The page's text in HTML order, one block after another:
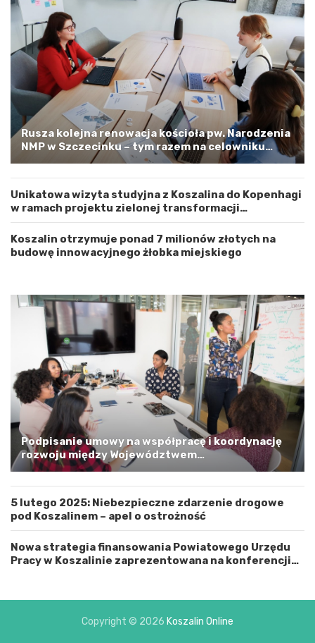
W
o
e
d
z
w
c
h
o
d
n
p
k
i
m
G
n
i
a
s
t
e
o
e
m
a
l
o
s
n
o
ś
ć
Rusza kolejna renowacja kościoła pw. Narodzenia
NMP w Szczecinku – tym razem na celowniku
zachodnia elewacja i główne wejście
Unikatowa wizyta studyjna z Koszalina do Kopenhagi
w ramach projektu zielonej transformacji
energetycznej
Koszalin otrzymuje ponad 7 milionów złotych na
budowę innowacyjnego żłobka miejskiego
Podpisanie umowy na współpracę i koordynację
rozwoju między Województwem
Zachodniopomorskim a Gminą Miastem Koszalin
5 lutego 2025: Niebezpieczne zdarzenie drogowe
pod Koszalinem – apel o ostrożność
Nowa strategia finansowania Powiatowego Urzędu
Pracy w Koszalinie zaprezentowana na konferencji
Copyright © 2026 Koszalin Online